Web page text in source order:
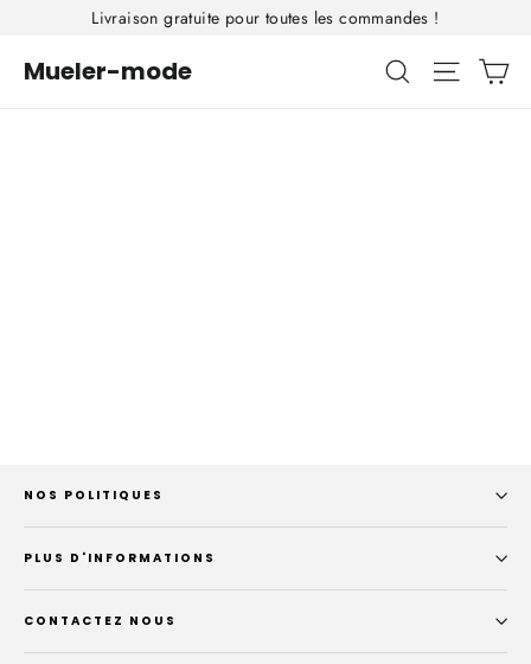
contenu
Livraison gratuite pour toutes les commandes !
Mueler-mode Rechercher
NOS POLITIQUES
PLUS D'INFORMATIONS
CONTACTEZ NOUS